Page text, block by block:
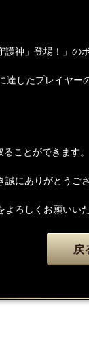
護神」登場！」の
達したプレイヤー
ことができます。
にありがとうご
ろしくお願いいた
戻